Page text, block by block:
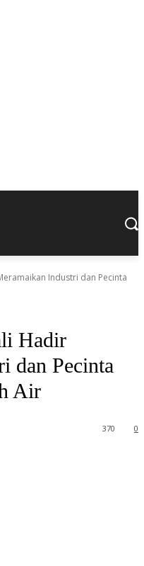
Industri dan Pecinta
Hadir
dan Pecinta
Air
0
370